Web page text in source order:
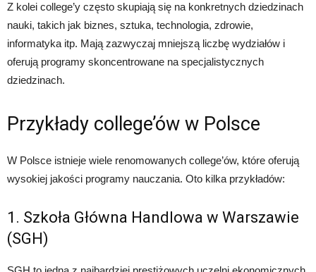
Z kolei college’y często skupiają się na konkretnych dziedzinach
nauki, takich jak biznes, sztuka, technologia, zdrowie,
informatyka itp. Mają zazwyczaj mniejszą liczbę wydziałów i
oferują programy skoncentrowane na specjalistycznych
dziedzinach.
Przykłady college’ów w Polsce
W Polsce istnieje wiele renomowanych college’ów, które oferują
wysokiej jakości programy nauczania. Oto kilka przykładów:
1. Szkoła Główna Handlowa w Warszawie
(SGH)